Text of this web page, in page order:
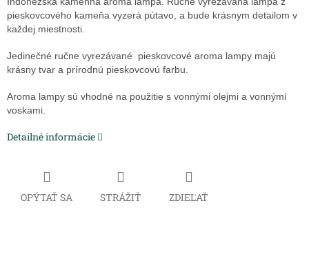
pieskovcového kameňa vyzerá pútavo, a bude krásnym detailom v
každej miestnosti.
Jedinečné ručne vyrezávané pieskovcové aroma lampy majú
krásny tvar a prírodnú pieskovcovú farbu.
Aroma lampy sú vhodné na použitie s vonnými olejmi a vonnými
voskami.
Detailné informácie
OPÝTAŤ SA STRÁŽIŤ ZDIEĽAŤ